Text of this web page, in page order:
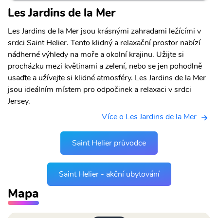
Les Jardins de la Mer
Les Jardins de la Mer jsou krásnými zahradami ležícími v
srdci Saint Helier. Tento klidný a relaxační prostor nabízí
nádherné výhledy na moře a okolní krajinu. Užijte si
procházku mezi květinami a zelení, nebo se jen pohodlně
usaďte a užívejte si klidné atmosféry. Les Jardins de la Mer
jsou ideálním místem pro odpočinek a relaxaci v srdci
Jersey.
Více o Les Jardins de la Mer
Saint Helier průvodce
Saint Helier - akční ubytování
Mapa